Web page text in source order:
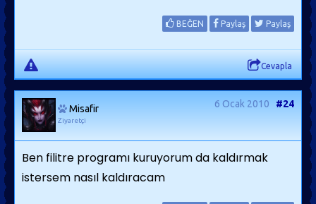
BEĞEN Paylaş Paylaş
Cevapla
Misafir
Ziyaretçi
6 Ocak 2010 #24
Ben filitre programı kuruyorum da kaldırmak
istersem nasıl kaldıracam